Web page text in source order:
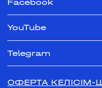
YouTube
Telegram
ОФЕРТА КЕЛІСІМ-